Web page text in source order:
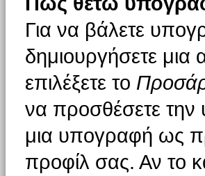
Για να βάλετε
δημιουργήσετε μια
επιλέξετε το
να προσθέσετε
μια υπογραφή ως
προφίλ σας. Αν το